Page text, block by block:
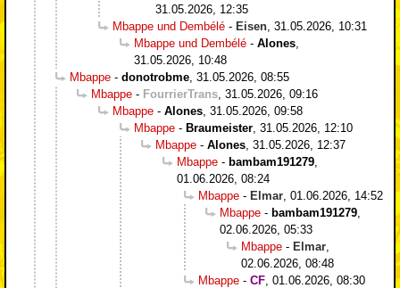
31.05.2026, 12:35
Mbappe und Dembélé - Eisen 31.05.2026, 10:31
Mbappe und Dembélé - Alones
31.05.2026, 10:48
Mbappe - donotrobme 31.05.2026, 08:55
Mbappe - FourrierTrans 31.05.2026, 09:16
Mbappe - Alones 31.05.2026, 09:58
Mbappe - Braumeister 31.05.2026, 12:10
Mbappe - Alones 31.05.2026, 12:37
Mbappe - bambam191279
01.06.2026, 08:24
Mbappe - Elmar 01.06.2026, 14:52
Mbappe - bambam191279
02.06.2026, 05:33
Mbappe - Elmar
02.06.2026, 08:48
Mbappe - CF 01.06.2026, 08:30